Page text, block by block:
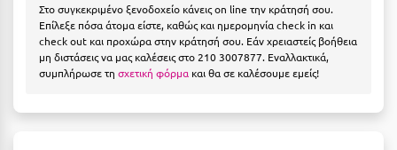
Καρδάμαινα
Καρδαμύλη
Καρδίτσα
Κάρπαθος
Στο συγκεκριμένο ξενοδοχείο κάνεις on line την κράτησή σου.
Επίλεξε πόσα άτομα είστε, καθώς και ημερομηνία check in και
check out και προχώρα στην κράτησή σου. Εάν χρειαστείς βοήθεια
μη διστάσεις να μας καλέσεις στο 210 3007877. Εναλλακτικά,
συμπλήρωσε τη σχετική φόρμα και θα σε καλέσουμε εμείς!